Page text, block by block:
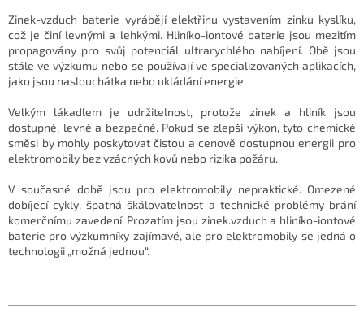
Zinek-vzduch baterie vyrábějí elektřinu vystavením zinku kyslíku,
což je činí levnými a lehkými. Hliníko-iontové baterie jsou mezitím
propagovány pro svůj potenciál ultrarychlého nabíjení. Obě jsou
stále ve výzkumu nebo se používají ve specializovaných aplikacích,
jako jsou naslouchátka nebo ukládání energie.
Velkým lákadlem je udržitelnost, protože zinek a hliník jsou
dostupné, levné a bezpečné. Pokud se zlepší výkon, tyto chemické
směsi by mohly poskytovat čistou a cenově dostupnou energii pro
elektromobily bez vzácných kovů nebo rizika požáru.
V současné době jsou pro elektromobily nepraktické. Omezené
dobíjecí cykly, špatná škálovatelnost a technické problémy brání
komerčnímu zavedení. Prozatím jsou zinek.vzduch a hliníko-iontové
baterie pro výzkumníky zajímavé, ale pro elektromobily se jedná o
technologii „možná jednou“.